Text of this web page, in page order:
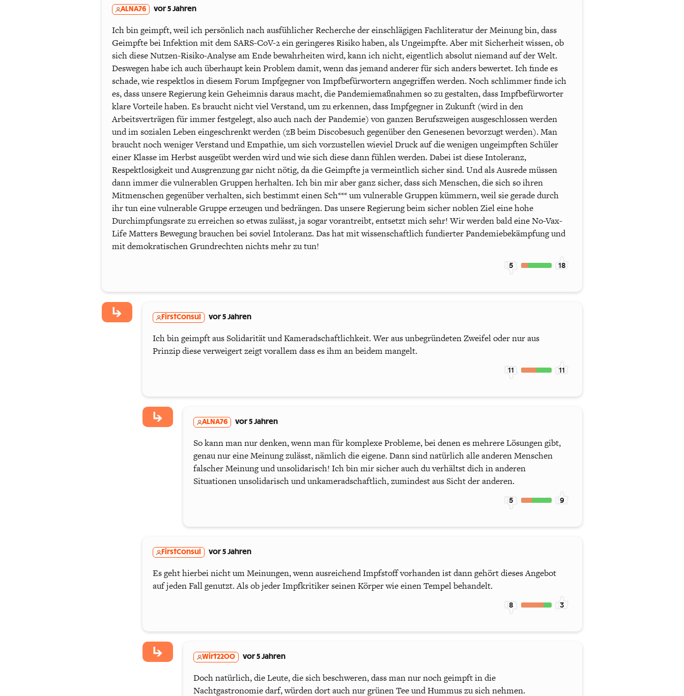
ALNA76 vor 5 Jahren
Ich bin geimpft, weil ich persönlich nach ausfühlicher Recherche der einschlägigen Fachliteratur der Meinung bin, dass
Geimpfte bei Infektion mit dem SARS-CoV-2 ein geringeres Risiko haben, als Ungeimpfte. Aber mit Sicherheit wissen, ob
sich diese Nutzen-Risiko-Analyse am Ende bewahrheiten wird, kann ich nicht, eigentlich absolut niemand auf der Welt.
Deswegen habe ich auch überhaupt kein Problem damit, wenn das jemand anderer für sich anders bewertet. Ich finde es
schade, wie respektlos in diesem Forum Impfgegner von Impfbefürwortern angegriffen werden. Noch schlimmer finde ich
es, dass unsere Regierung kein Geheimnis daraus macht, die Pandemiemaßnahmen so zu gestalten, dass Impfbefürworter
klare Vorteile haben. Es braucht nicht viel Verstand, um zu erkennen, dass Impfgegner in Zukunft (wird in den
Arbeitsverträgen für immer festgelegt, also auch nach der Pandemie) von ganzen Berufszweigen ausgeschlossen werden
und im sozialen Leben eingeschrenkt werden (zB beim Discobesuch gegenüber den Genesenen bevorzugt werden). Man
braucht noch weniger Verstand und Empathie, um sich vorzustellen wieviel Druck auf die wenigen ungeimpften Schüler
einer Klasse im Herbst ausgeübt werden wird und wie sich diese dann fühlen werden. Dabei ist diese Intoleranz,
Respektlosigkeit und Ausgrenzung gar nicht nötig, da die Geimpfte ja vermeintlich sicher sind. Und als Ausrede müssen
dann immer die vulnerablen Gruppen herhalten. Ich bin mir aber ganz sicher, dass sich Menschen, die sich so ihren
Mitmenschen gegenüber verhalten, sich bestimmt einen Sch*** um vulnerable Gruppen kümmern, weil sie gerade durch
ihr tun eine vulnerable Gruppe erzeugen und bedrängen. Das unsere Regierung beim sicher noblen Ziel eine hohe
Durchimpfungsrate zu erreichen so etwas zulässt, ja sogar vorantreibt, entsetzt mich sehr! Wir werden bald eine No-Vax-
Life Matters Bewegung brauchen bei soviel Intoleranz. Das hat mit wissenschaftlich fundierter Pandemiebekämpfung und
mit demokratischen Grundrechten nichts mehr zu tun!
5 18
FirstConsul vor 5 Jahren
Ich bin geimpft aus Solidarität und Kameradschaftlichkeit. Wer aus unbegründeten Zweifel oder nur aus
Prinzip diese verweigert zeigt vorallem dass es ihm an beidem mangelt.
11 11
ALNA76 vor 5 Jahren
So kann man nur denken, wenn man für komplexe Probleme, bei denen es mehrere Lösungen gibt,
genau nur eine Meinung zulässt, nämlich die eigene. Dann sind natürlich alle anderen Menschen
falscher Meinung und unsolidarisch! Ich bin mir sicher auch du verhältst dich in anderen
Situationen unsolidarisch und unkameradschaftlich, zumindest aus Sicht der anderen.
5 9
FirstConsul vor 5 Jahren
Es geht hierbei nicht um Meinungen, wenn ausreichend Impfstoff vorhanden ist dann gehört dieses Angebot
auf jeden Fall genutzt. Als ob jeder Impfkritiker seinen Körper wie einen Tempel behandelt.
8 3
Wirt2200 vor 5 Jahren
Doch natürlich, die Leute, die sich beschweren, dass man nur noch geimpft in die
Nachtgastronomie darf, würden dort auch nur grünen Tee und Hummus zu sich nehmen.